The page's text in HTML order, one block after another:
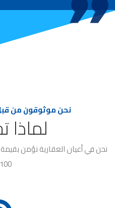
نحن موثوقون من
لماذا
نحن في أعيان العقارية نؤمن بقيمة
100%.